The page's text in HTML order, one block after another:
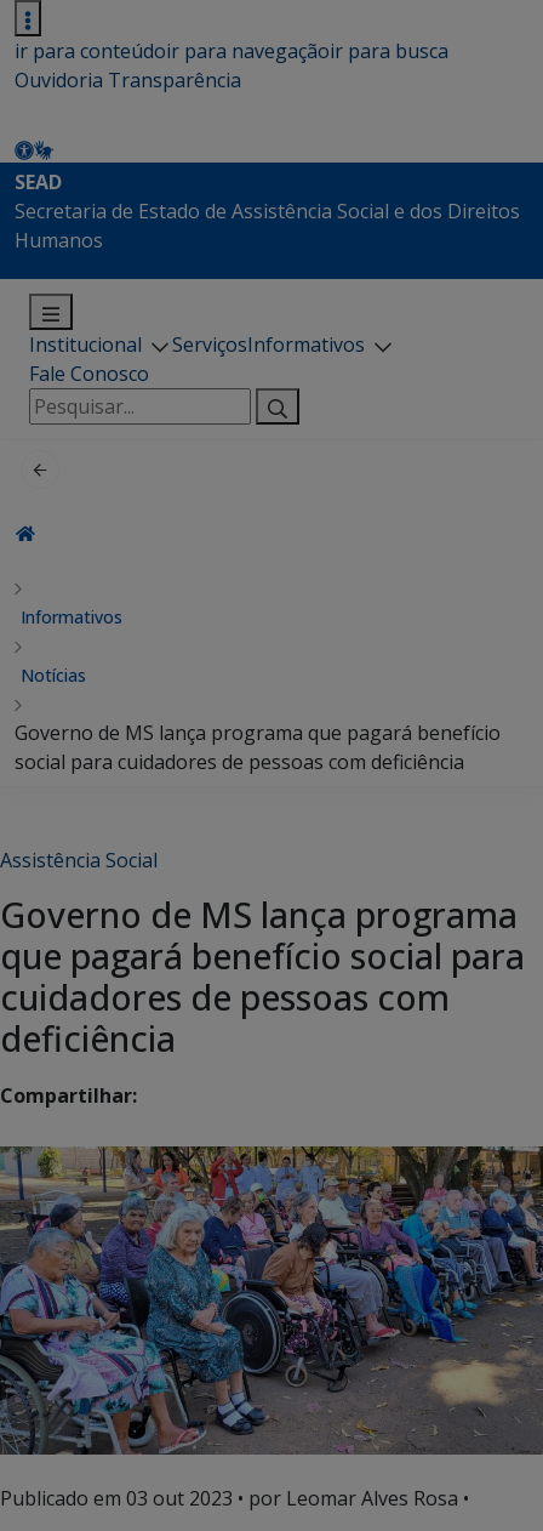
ir para conteúdoir para navegaçãoir para busca
Ouvidoria Transparência
SEAD
Secretaria de Estado de Assistência Social e dos Direitos
Humanos
Institucional ServiçosInformativos
Fale Conosco
Pesquisar
por:
Informativos
Notícias
Governo de MS lança programa que pagará benefício
social para cuidadores de pessoas com deficiência
Assistência Social
Governo de MS lança programa
que pagará benefício social para
cuidadores de pessoas com
deficiência
Compartilhar:
Publicado em 03 out 2023 • por Leomar Alves Rosa •